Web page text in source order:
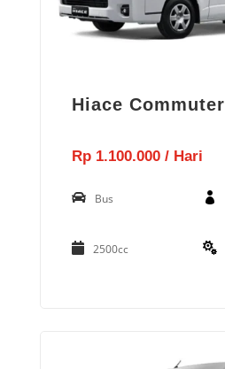
Hiace Commuter
Rp 1.100.000 / Hari
Bus
2500cc